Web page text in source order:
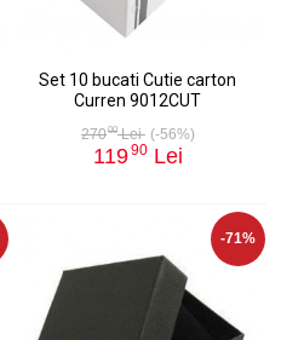
Set 10 bucati Cutie carton
Curren 9012CUT
27000Lei (-56%)
11990Lei
-71%